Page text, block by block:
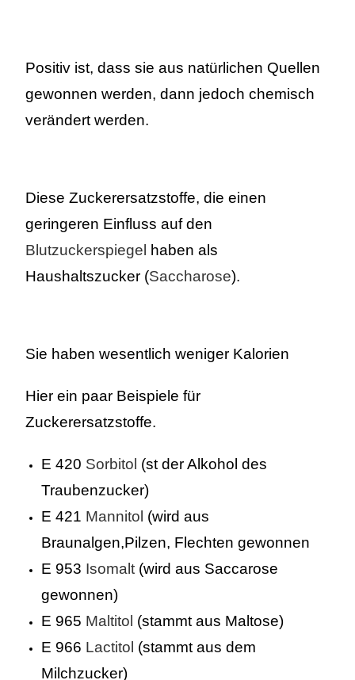
Positiv ist, dass sie aus natürlichen Quellen
gewonnen werden, dann jedoch chemisch
verändert werden.
Diese Zuckerersatzstoffe, die einen
geringeren Einfluss auf den
Blutzuckerspiegel
haben als
Haushaltszucker (Saccharose).
Sie haben wesentlich weniger Kalorien
Hier ein paar Beispiele für
Zuckerersatzstoffe.
E 420 Sorbitol (st der Alkohol des
Traubenzucker)
E 421 Mannitol (wird aus
Braunalgen,Pilzen, Flechten gewonnen
E 953 Isomalt (wird aus Saccarose
gewonnen)
E 965 Maltitol (stammt aus Maltose)
E 966 Lactitol (stammt aus dem
Milchzucker)